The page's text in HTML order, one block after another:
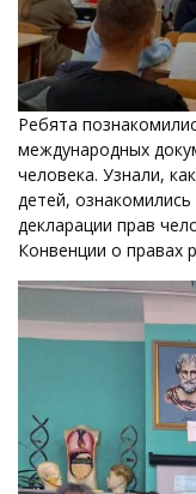
Ребята
международных
человека. Узнали,
детей,
декларации прав
Конвенции о правах